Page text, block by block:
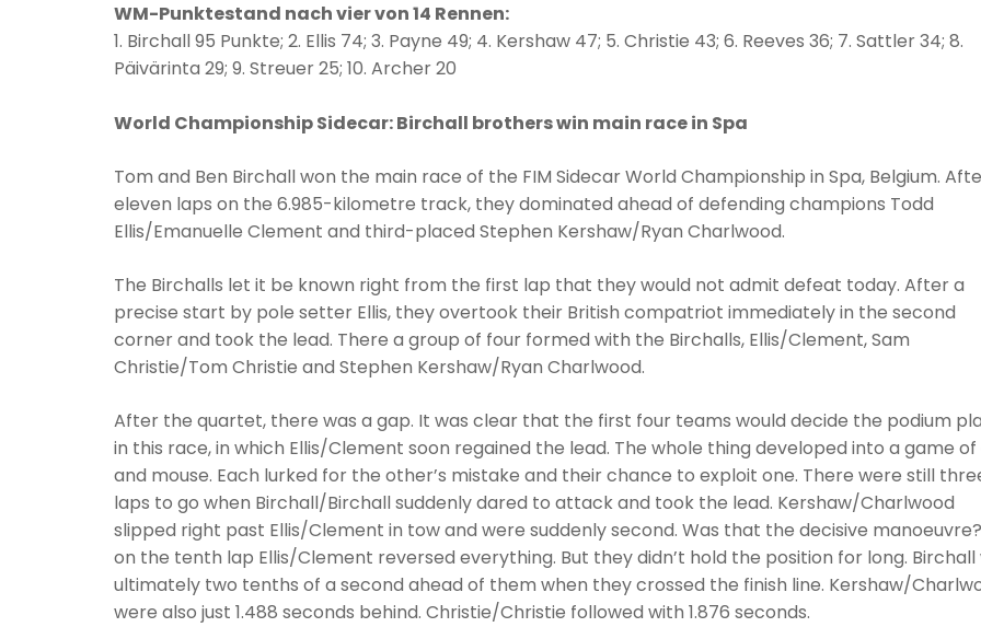
WM-Punktestand nach vier von 14 Rennen:
1. Birchall 95 Punkte; 2. Ellis 74; 3. Payne 49; 4. Kershaw 47; 5. Christie 43; 6. Reeves 36; 7. Sattler 34; 8.
Päivärinta 29; 9. Streuer 25; 10. Archer 20
World Championship Sidecar: Birchall brothers win main race in Spa
Tom and Ben Birchall won the main race of the FIM Sidecar World Championship in Spa, Belgium.
eleven laps on the 6.985-kilometre track, they dominated ahead of defending champions Todd
Ellis/Emanuelle Clement and third-placed Stephen Kershaw/Ryan Charlwood.
The Birchalls let it be known right from the first lap that they would not admit defeat today. After a
precise start by pole setter Ellis, they overtook their British compatriot immediately in the second
corner and took the lead. There a group of four formed with the Birchalls, Ellis/Clement, Sam
Christie/Tom Christie and Stephen Kershaw/Ryan Charlwood.
After the quartet, there was a gap. It was clear that the first four teams would decide the podium
in this race, in which Ellis/Clement soon regained the lead. The whole thing developed into a game
and mouse. Each lurked for the other’s mistake and their chance to exploit one. There were still
laps to go when Birchall/Birchall suddenly dared to attack and took the lead. Kershaw/Charlwood
slipped right past Ellis/Clement in tow and were suddenly second. Was that the decisive
on the tenth lap Ellis/Clement reversed everything. But they didn’t hold the position for long. Birchall
ultimately two tenths of a second ahead of them when they crossed the finish line. Kershaw/
were also just 1.488 seconds behind. Christie/Christie followed with 1.876 seconds.